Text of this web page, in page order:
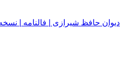
دیوان حافظ شیرازی | فالنامه |